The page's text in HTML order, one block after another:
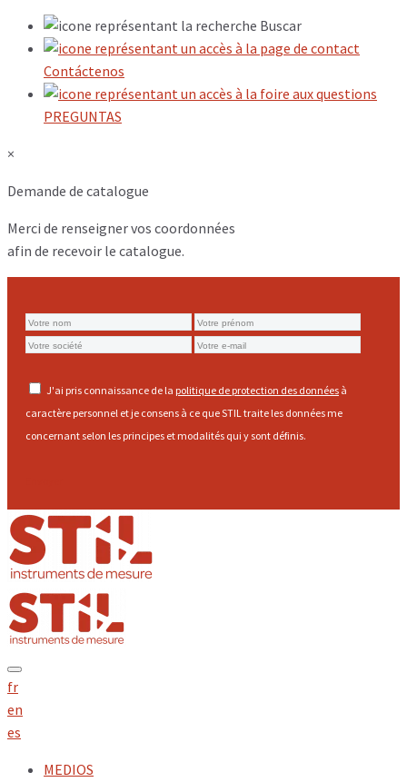
Buscar
Contáctenos
PREGUNTAS
×
Demande de catalogue
Merci de renseigner vos coordonnées
afin de recevoir le catalogue.
J'ai pris connaissance de la politique de protection des données à
caractère personnel et je consens à ce que STIL traite les données me
concernant selon les principes et modalités qui y sont définis.
fr
en
es
MEDIOS